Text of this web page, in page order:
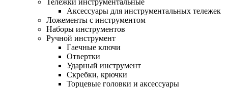
Тележки инструментальные
Аксессуары для инструментальных тележек
Ложементы с инструментом
Наборы инструментов
Ручной инструмент
Гаечные ключи
Отвертки
Ударный инструмент
Скребки, крючки
Торцевые головки и аксессуары